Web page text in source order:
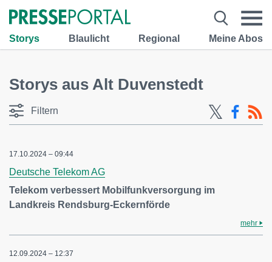
Storys Blaulicht Regional Meine Abos
Storys aus Alt Duvenstedt
Filtern
17.10.2024 – 09:44
Deutsche Telekom AG
Telekom verbessert Mobilfunkversorgung im
Landkreis Rendsburg-Eckernförde
mehr
12.09.2024 – 12:37